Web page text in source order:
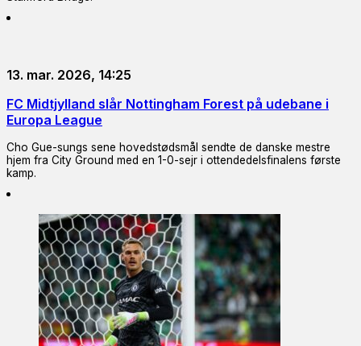
13. mar. 2026, 14:25
FC Midtjylland slår Nottingham Forest på udebane i
Europa League
Cho Gue-sungs sene hovedstødsmål sendte de danske mestre
hjem fra City Ground med en 1-0-sejr i ottendedelsfinalens første
kamp.